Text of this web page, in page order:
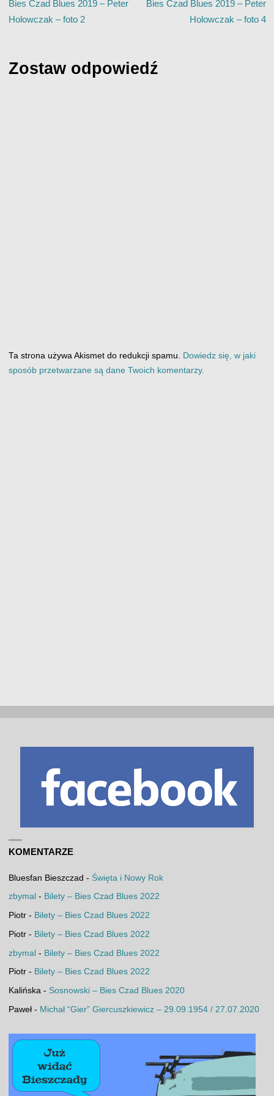
Bies Czad Blues 2019 – Peter
Holowczak – foto 2
Bies Czad Blues 2019 – Peter
Holowczak – foto 4
Zostaw odpowiedź
Ta strona używa Akismet do redukcji spamu. Dowiedz się, w jaki
sposób przetwarzane są dane Twoich komentarzy.
KOMENTARZE
Bluesfan Bieszczad - Święta i Nowy Rok
zbymal - Bilety – Bies Czad Blues 2022
Piotr- Bilety – Bies Czad Blues 2022
Piotr- Bilety – Bies Czad Blues 2022
zbymal- Bilety – Bies Czad Blues 2022
Piotr- Bilety – Bies Czad Blues 2022
Kalińska- Sosnowski – Bies Czad Blues 2020
Paweł- Michał “Gier” Giercuszkiewicz – 29.09.1954 / 27.07.2020